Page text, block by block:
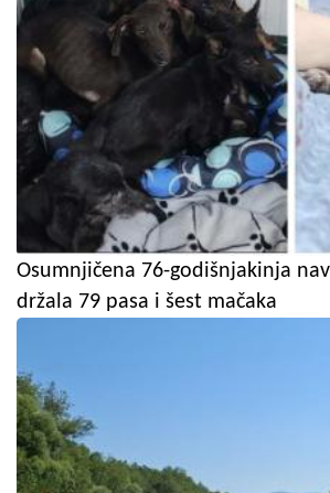
Osumnjičena 76-godišnjakinja
držala 79 pasa i šest mačaka